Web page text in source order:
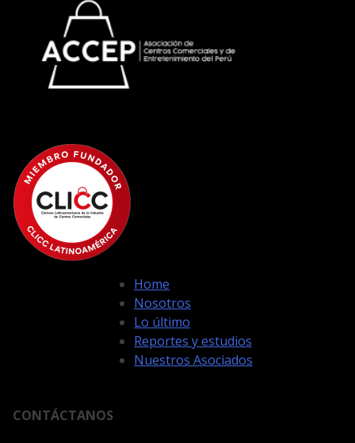
Home
Nosotros
Lo último
Reportes y estudios
Nuestros Asociados
CONTÁCTANOS